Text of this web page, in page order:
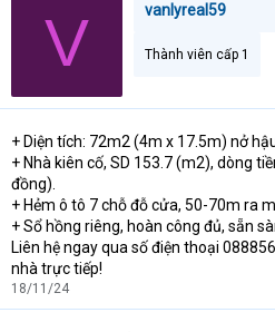
a
t
e
r
V vanlyreal59
Thành viên cấp 1
+ Diện tích: 72m2 (4m x 17.5m) nở
+ Nhà kiên cố, SD 153.7 (m2), dòng
đồng).
+ Hẻm ô tô 7 chỗ đỗ cửa, 50-70m ra
+ Sổ hồng riêng, hoàn công đủ, sẵn
Liên hệ ngay qua số điện thoại
nhà trực tiếp!
18/11/24